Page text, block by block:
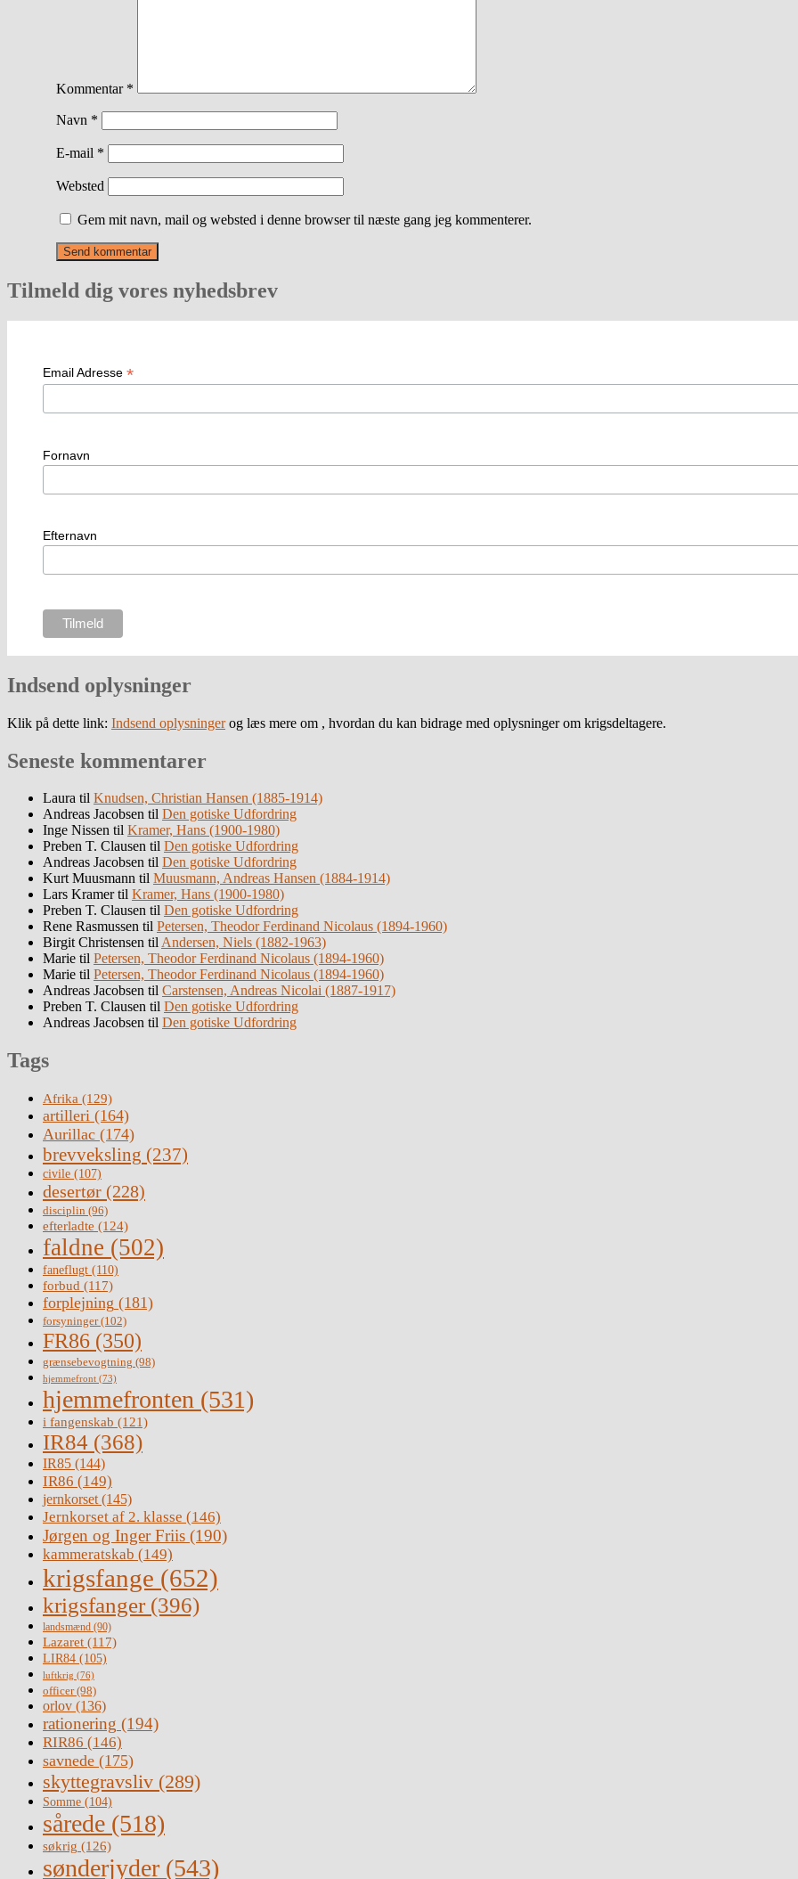
Kommentar *
Navn *
E-mail *
Websted
Gem mit navn, mail og websted i denne browser til næste gang jeg kommenterer.
Tilmeld dig vores nyhedsbrev
Email Adresse *
Fornavn
Efternavn
Indsend oplysninger
Klik på dette link: Indsend oplysningerog læs mere om , hvordan du kan bidrage med oplysninger om krigsdeltagere.
Seneste kommentarer
Laura til Knudsen, Christian Hansen (1885-1914)
Andreas Jacobsen til Den gotiske Udfordring
Inge Nissen til Kramer, Hans (1900-1980)
Preben T. Clausen til Den gotiske Udfordring
Andreas Jacobsen til Den gotiske Udfordring
Kurt Muusmann til Muusmann, Andreas Hansen (1884-1914)
Lars Kramertil Kramer, Hans (1900-1980)
Preben T. Clausen til Den gotiske Udfordring
Rene Rasmussen til Petersen, Theodor Ferdinand Nicolaus (1894-1960)
Birgit Christensen tilAndersen, Niels (1882-1963)
Marie til Petersen, Theodor Ferdinand Nicolaus (1894-1960)
Marie til Petersen, Theodor Ferdinand Nicolaus (1894-1960)
Andreas Jacobsen til Carstensen, Andreas Nicolai (1887-1917)
Preben T. Clausen til Den gotiske Udfordring
Andreas Jacobsen til Den gotiske Udfordring
Tags
Afrika (129)
artilleri (164)
Aurillac (174)
brevveksling (237)
civile (107)
desertør (228)
disciplin (96)
efterladte (124)
faldne (502)
faneflugt (110)
forbud (117)
forplejning (181)
forsyninger(102)
FR86 (350)
grænsebevogtning (98)
hjemmefront (73)
hjemmefronten (531)
i fangenskab (121)
IR84 (368)
IR85 (144)
IR86 (149)
jernkorset(145)
Jernkorset af 2. klasse (146)
Jørgen og Inger Friis (190)
kammeratskab (149)
krigsfange (652)
krigsfanger (396)
landsmænd (90)
Lazaret (117)
LIR84 (105)
luftkrig (76)
officer(98)
orlov (136)
rationering (194)
RIR86 (146)
savnede (175)
skyttegravsliv (289)
Somme (104)
sårede (518)
søkrig (126)
sønderjyder (543)